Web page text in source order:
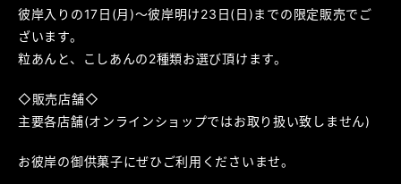
彼岸入りの17日(月)～彼岸明け23日(日)までの限定販売でご
ざいます。
粒あんと、こしあんの2種類お選び頂けます。
◇販売店舗◇
主要各店舗(オンラインショップではお取り扱い致しません)
お彼岸の御供菓子にぜひご利用くださいませ。